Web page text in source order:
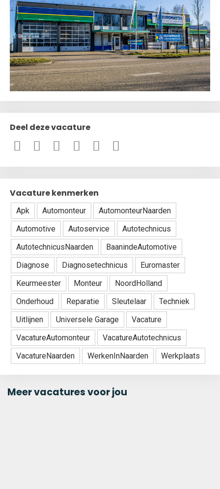
Deel deze vacature
Vacature kenmerken
Apk Automonteur
AutomonteurNaarden
Automotive
Autoservice
Autotechnicus
AutotechnicusNaarden
BaanindeAutomotive
Diagnose
Diagnosetechnicus
Euromaster
Keurmeester
Monteur
NoordHolland
Onderhoud
Reparatie Sleutelaar
Techniek
Uitlijnen
Universele Garage
Vacature
VacatureAutomonteur
VacatureAutotechnicus
VacatureNaarden
WerkenInNaarden Werkplaats
Meer vacatures voor jou